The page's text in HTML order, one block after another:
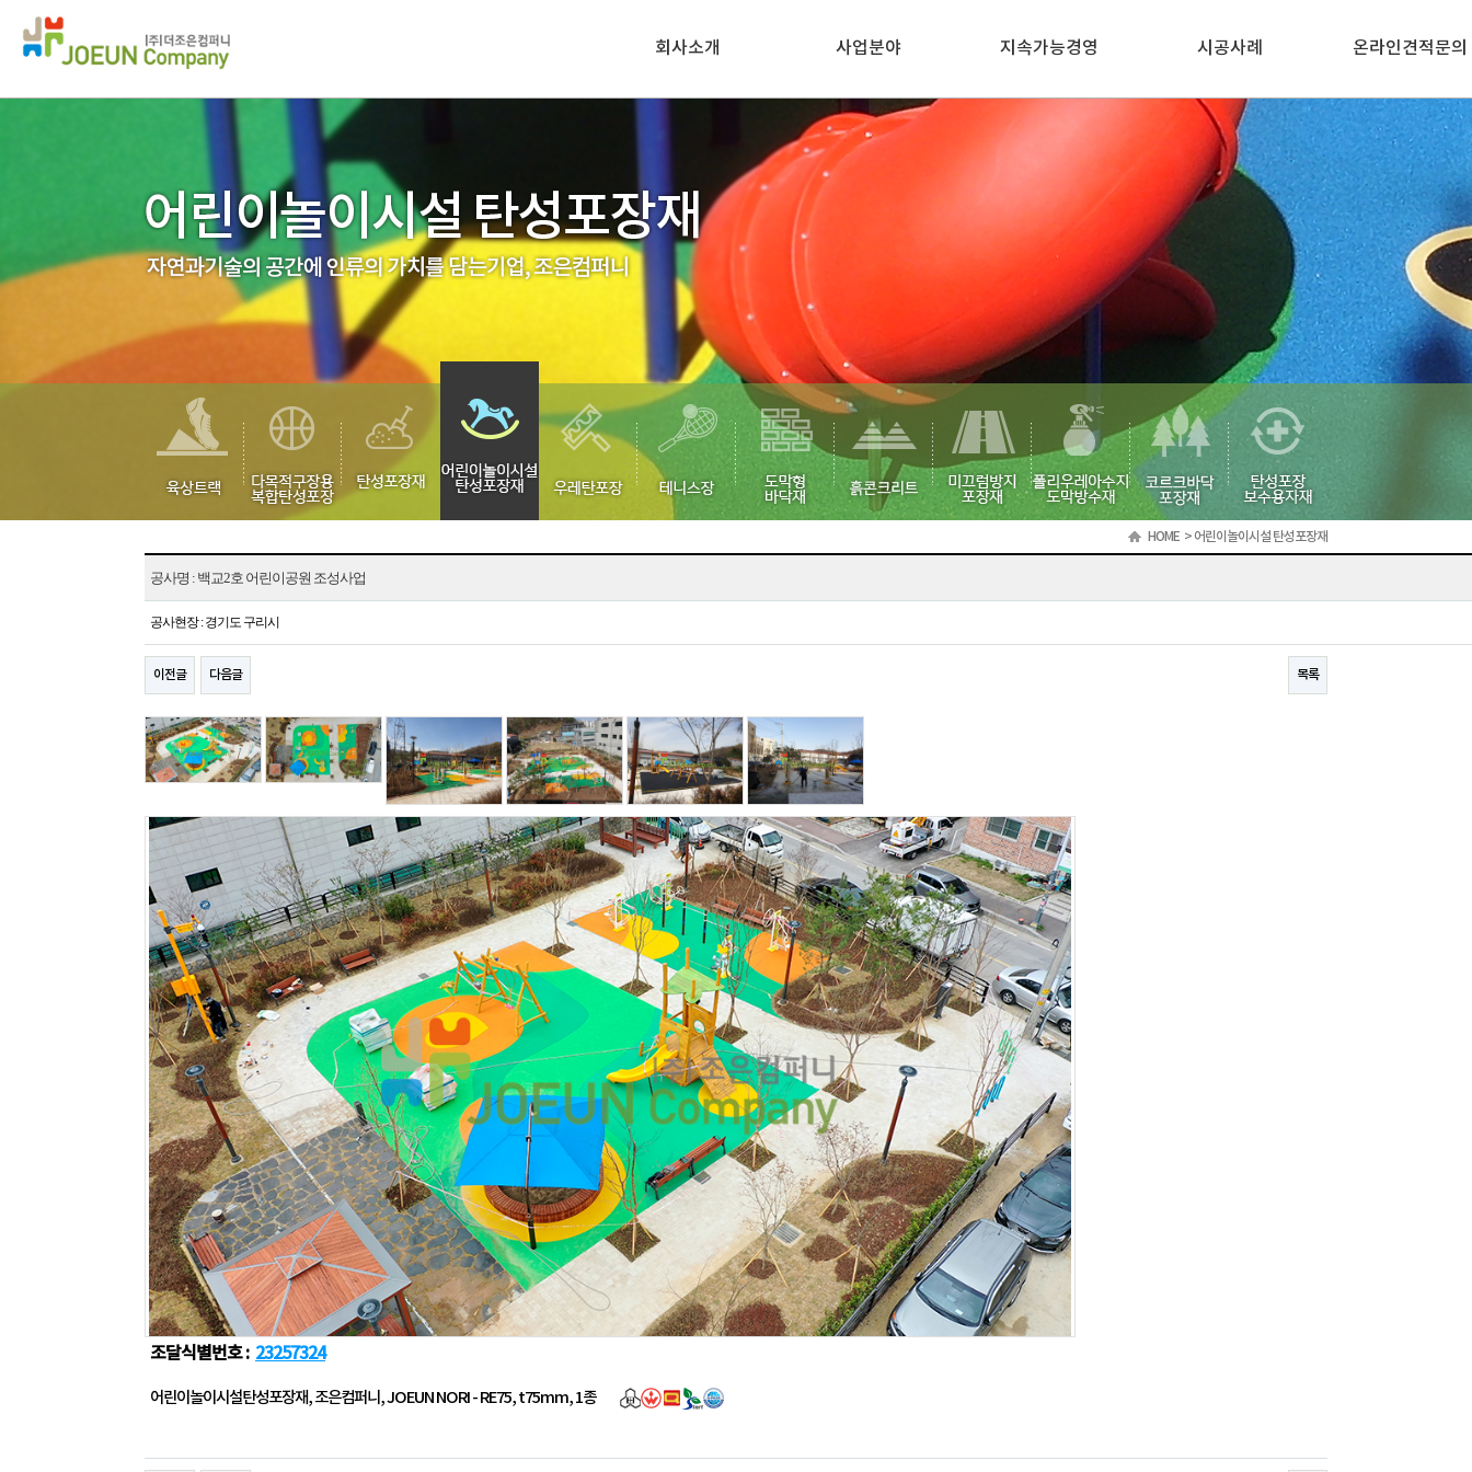
회사소개 사업분야 지속가능경영 시공사례 온라인견적문의
HOME > 어린이놀이시설 탄성포장재
공사명 : 백교2호 어린이공원 조성사업
공사현장 : 경기도 구리시
이전글 다음글 목록
조달식별번호 : 23257324
어린이놀이시설탄성포장재, 조은컴퍼니, JOEUN NORI - RE75, t75mm, 1종